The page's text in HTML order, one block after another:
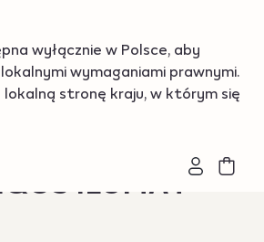
wyłącznie w Polsce, aby
wymaganiami prawnymi.
lokalną stronę kraju, w którym się
ILUMA i +